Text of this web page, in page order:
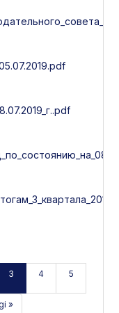
3 4 5
»